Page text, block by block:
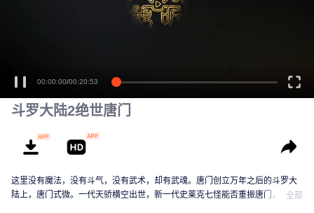
享受流畅高清剧集
00:00:00/00:20:53
斗罗大陆2绝世唐门
这里没有魔法，没有斗气，没有武术，却有武魂。唐门创立万年之后的斗罗大
陆上，唐门式微。一代天骄横空出世，新一代史莱克七怪能否重振唐门，谱写
全部